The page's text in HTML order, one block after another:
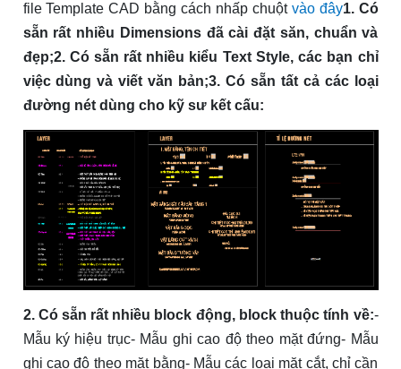
file Template CAD bằng cách nhấp chuột vào đây1. Có
sẵn rất nhiều Dimensions đã cài đặt săn, chuẩn và
đẹp;2. Có sẵn rất nhiều kiểu Text Style, các bạn chỉ
việc dùng và viết văn bản;3. Có sẵn tất cả các loại
đường nét dùng cho kỹ sư kết cấu:
2. Có sẵn rất nhiều block động, block thuộc tính về:-
Mẫu ký hiệu trục- Mẫu ghi cao độ theo mặt đứng- Mẫu
ghi cao độ theo mặt bằng- Mẫu các loại mặt cắt, chỉ cần